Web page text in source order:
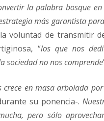
la palabra bosque
más garantista
voluntad de transmitir
“los que nos
sociedad no nos comprende
en masa arbolada
su ponencia-.
pero sólo